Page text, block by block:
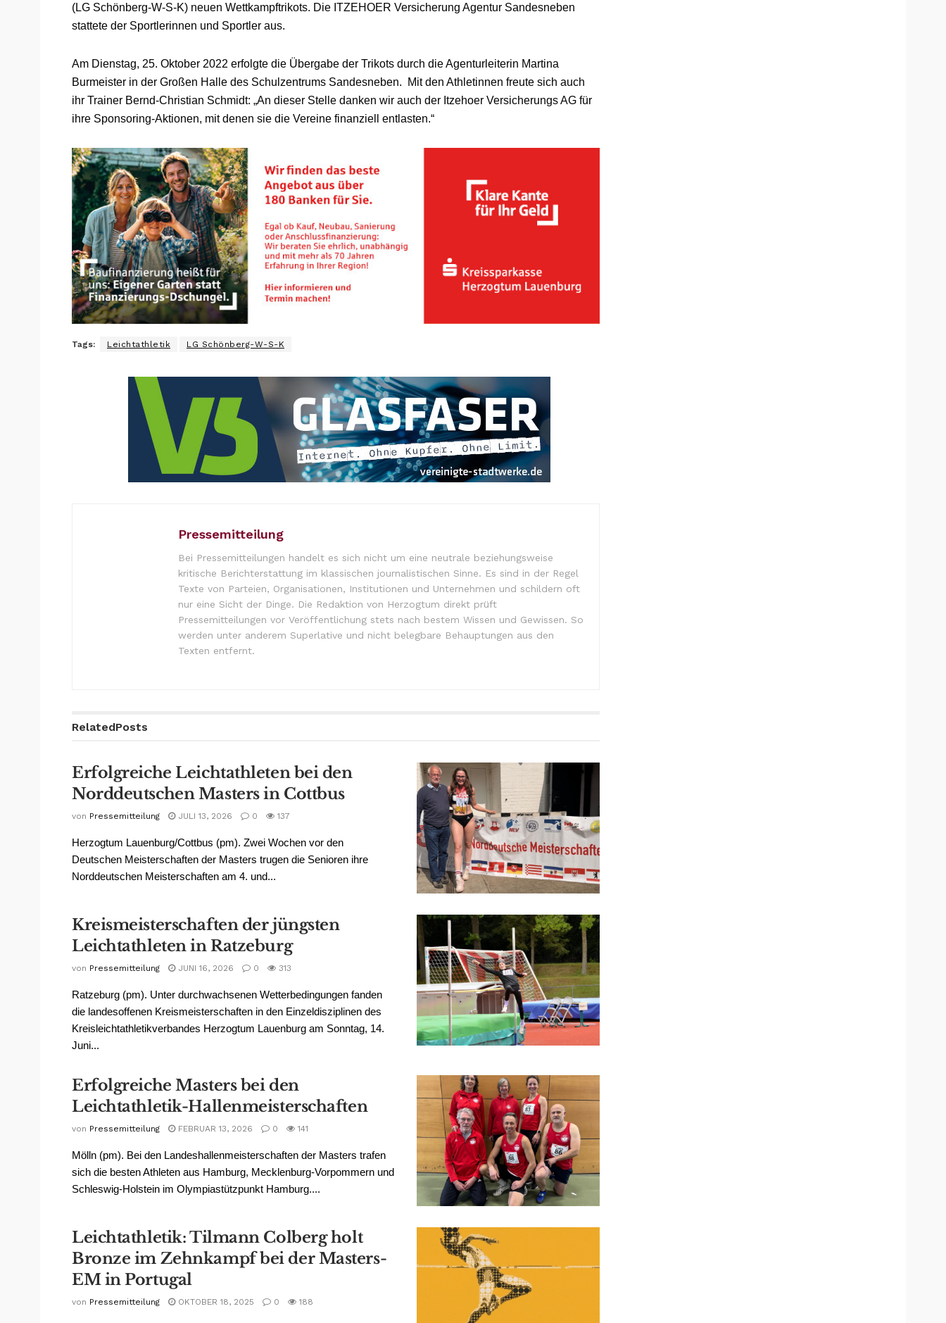
(LG Schönberg-W-S-K) neuen Wettkampftrikots. Die ITZEHOER Versicherung Agentur Sandesneben
stattete der Sportlerinnen und Sportler aus.
Am Dienstag, 25. Oktober 2022 erfolgte die Übergabe der Trikots durch die Agenturleiterin Martina
Burmeister in der Großen Halle des Schulzentrums Sandesneben. Mit den Athletinnen freute sich auch
ihr Trainer Bernd-Christian Schmidt: „An dieser Stelle danken wir auch der Itzehoer Versicherungs AG für
ihre Sponsoring-Aktionen, mit denen sie die Vereine finanziell entlasten.“
Tags: Leichtathletik LG Schönberg-W-S-K
Pressemitteilung
Bei Pressemitteilungen handelt es sich nicht um eine neutrale beziehungsweise
kritische Berichterstattung im klassischen journalistischen Sinne. Es sind in der Regel
Texte von Parteien, Organisationen, Institutionen und Unternehmen und schildern oft
nur eine Sicht der Dinge. Die Redaktion von Herzogtum direkt prüft
Pressemitteilungen vor Veröffentlichung stets nach bestem Wissen und Gewissen. So
werden unter anderem Superlative und nicht belegbare Behauptungen aus den
Texten entfernt.
RelatedPosts
Erfolgreiche Leichtathleten bei den
Norddeutschen Masters in Cottbus
von Pressemitteilung JULI 13, 2026 0 137
Herzogtum Lauenburg/Cottbus (pm). Zwei Wochen vor den
Deutschen Meisterschaften der Masters trugen die Senioren ihre
Norddeutschen Meisterschaften am 4. und...
Kreismeisterschaften der jüngsten
Leichtathleten in Ratzeburg
von Pressemitteilung JUNI 16, 2026 0 313
Ratzeburg (pm). Unter durchwachsenen Wetterbedingungen fanden
die landesoffenen Kreismeisterschaften in den Einzeldisziplinen des
Kreisleichtathletikverbandes Herzogtum Lauenburg am Sonntag, 14.
Juni...
Erfolgreiche Masters bei den
Leichtathletik-Hallenmeisterschaften
von Pressemitteilung FEBRUAR 13, 2026 0 141
Mölln (pm). Bei den Landeshallenmeisterschaften der Masters trafen
sich die besten Athleten aus Hamburg, Mecklenburg-Vorpommern und
Schleswig-Holstein im Olympiastützpunkt Hamburg....
Leichtathletik: Tilmann Colberg holt
Bronze im Zehnkampf bei der Masters-
EM in Portugal
von Pressemitteilung OKTOBER 18, 2025 0 188